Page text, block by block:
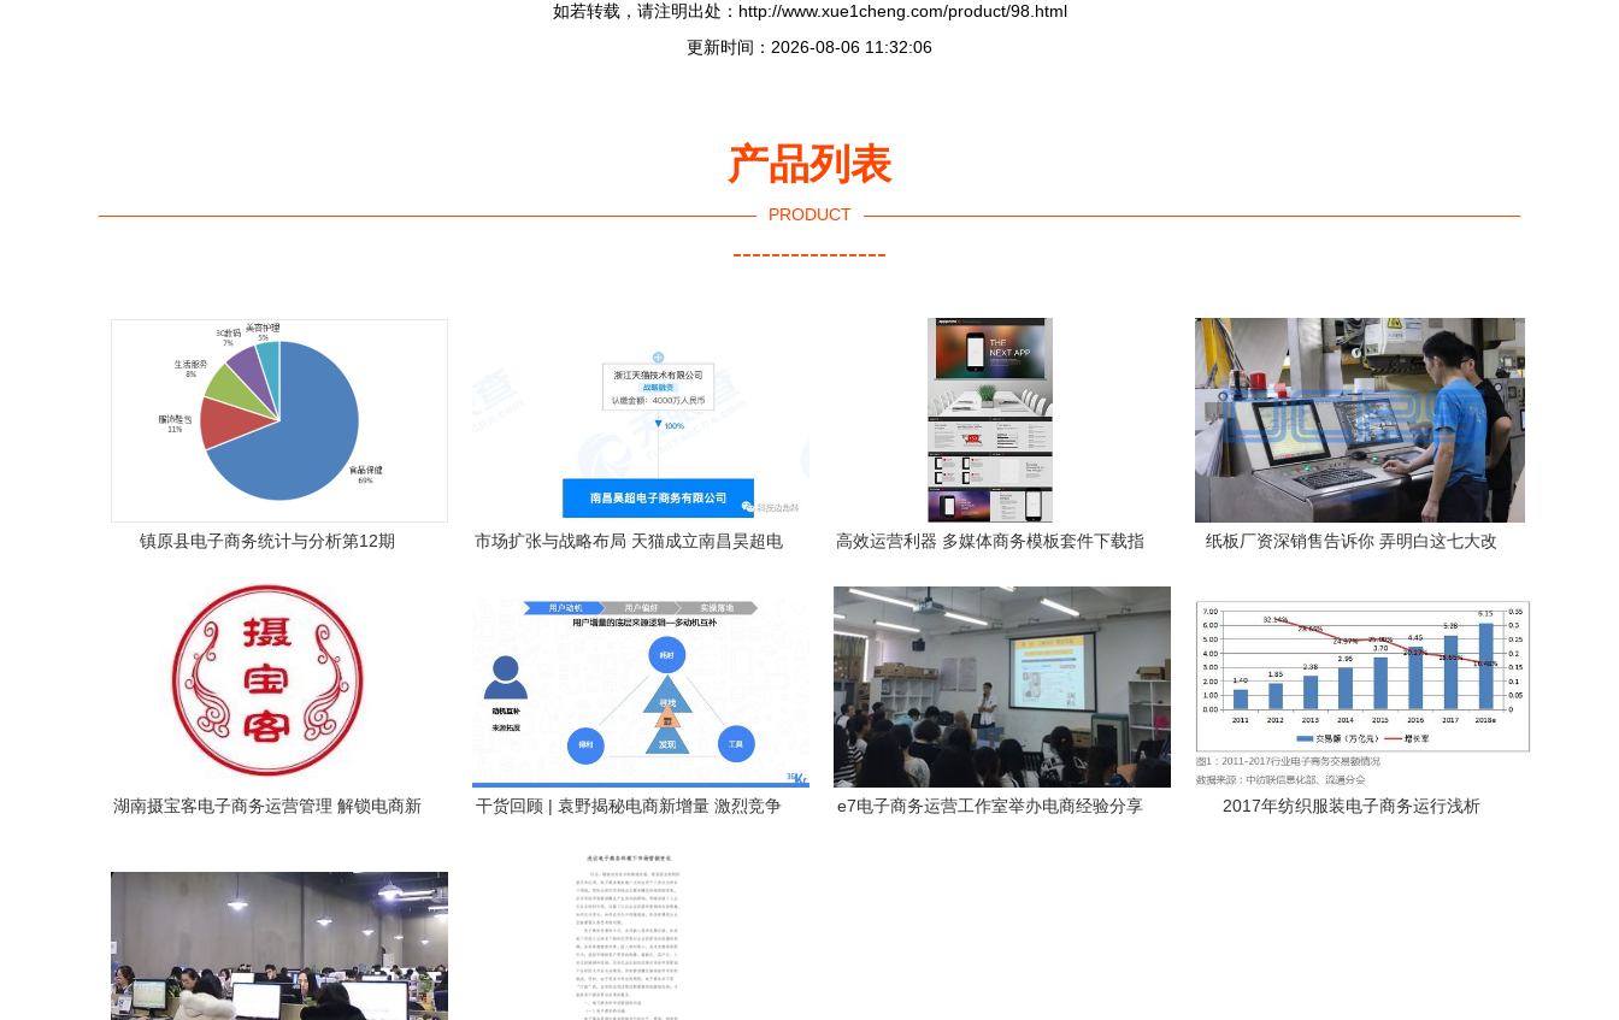
如若转载，请注明出处：http://www.xue1cheng.com/product/98.html
更新时间：2026-08-06 11:32:06
产品列表
PRODUCT
----------------
镇原县电子商务统计与分析第12期
市场扩张与战略布局 天猫成立南昌昊超电
高效运营利器 多媒体商务模板套件下载指
纸板厂资深销售告诉你 弄明白这七大改
湖南摄宝客电子商务运营管理 解锁电商新
干货回顾 | 袁野揭秘电商新增量 激烈竞争
e7电子商务运营工作室举办电商经验分享
2017年纺织服装电子商务运行浅析